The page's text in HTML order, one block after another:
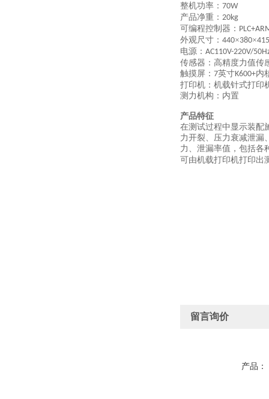
整机功率： 70W
产品净重： 20kg
可编程控制器：
外观尺寸： 440×380×415
电源： AC110V-220V/
传感器：高精度力值传
触摸屏： 7英寸K600+内
打印机：机载针式打印
测力机构：内置
产品特征
在测试过程中显示装配
力开裂、压力衰减泄漏
力、泄漏率值，包括各
可由机载打印机打印出
留言询价
产品：